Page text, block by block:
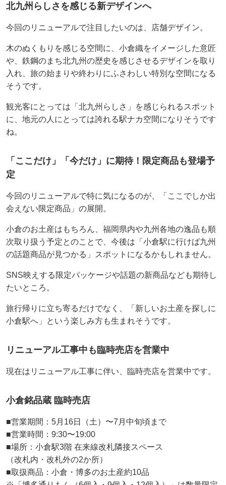
北九州らしさを感じる新デザインへ
今回のリニューアルで注目したいのは、店舗デザイン。
木のぬくもりを感じる空間に、小倉織をイメージした意匠
や、鉄鋼のまち北九州の歴史を感じさせるデザインを取り
入れ、旅の始まりや終わりにふさわしい特別な空間になる
そうです。
観光客にとっては「北九州らしさ」を感じられるスポット
に、地元の人にとっては誇れる駅ナカ空間になりそうです
ね。
「ここだけ」「今だけ」に期待！限定商品も登場予
定
今回のリニューアルで特に気になるのが、「ここでしか出
会えない限定商品」の展開。
小倉のお土産はもちろん、福岡県内や九州各地の逸品も順
次取り扱う予定とのことで、今後は「小倉駅に行けば九州
の話題商品が見つかる」スポットになるかもしれません。
SNS映えする限定パッケージや話題の新商品なども期待し
たいところ。
旅行帰りに立ち寄るだけでなく、「新しいお土産を探しに
小倉駅へ」という楽しみ方も生まれそうです。
リニューアル工事中も臨時売店を営業中
現在はリニューアル工事に伴い、臨時売店を営業中です。
小倉銘品蔵 臨時売店
■営業期間：5月16日（土）〜7月中旬頃まで
■営業時間：9:30〜19:00
■場所：小倉駅3階 在来線改札隣接スペース
（改札内・改札外の2か所）
■取扱商品：小倉・博多のお土産約10品